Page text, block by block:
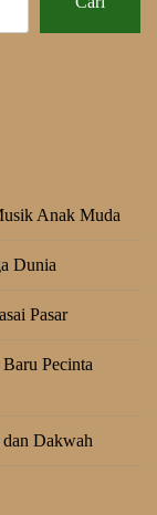
Anak Muda
Dunia
Pasar
Pecinta
Dakwah